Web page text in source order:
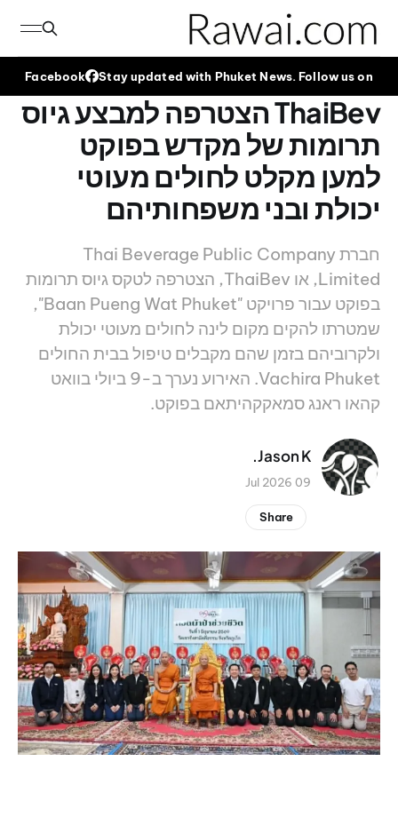
Stay updated with Phuket News. Follow us on
Facebook
ThaiBev הצטרפה למבצע גיוס
תרומות של מקדש בפוקט
למען מקלט לחולים מעוטי
יכולת ובני משפחותיהם
חברת Thai Beverage Public Company
Limited, או ThaiBev, הצטרפה לטקס גיוס תרומות
בפוקט עבור פרויקט "Baan Pueng Wat Phuket",
שמטרתו להקים מקום לינה לחולים מעוטי יכולת
ולקרוביהם בזמן שהם מקבלים טיפול בבית החולים
Vachira Phuket. האירוע נערך ב-9 ביולי בוואט
קהאו ראנג סמאקקהיתאם בפוקט.
Jason K.
09 Jul 2026
Share